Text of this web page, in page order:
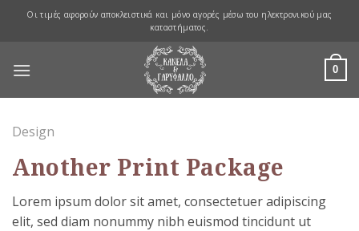
Οι τιμές αφορούν αποκλειστικά και μόνο αγορές μέσω του ηλεκτρονικού μας
καταστήματος.
0
Design
Another Print Package
Lorem ipsum dolor sit amet, consectetuer adipiscing
elit, sed diam nonummy nibh euismod tincidunt ut